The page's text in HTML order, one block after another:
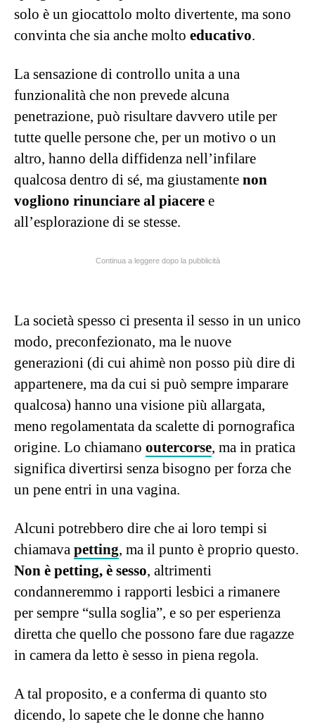
solo è un giocattolo molto divertente, ma sono
convinta che sia anche molto educativo.
La sensazione di controllo unita a una
funzionalità che non prevede alcuna
penetrazione, può risultare davvero utile per
tutte quelle persone che, per un motivo o un
altro, hanno della diffidenza nell’infilare
qualcosa dentro di sé, ma giustamente non
vogliono rinunciare al piacere e
all’esplorazione di se stesse.
Continua a leggere dopo la pubblicità
La società spesso ci presenta il sesso in un unico
modo, preconfezionato, ma le nuove
generazioni (di cui ahimè non posso più dire di
appartenere, ma da cui si può sempre imparare
qualcosa) hanno una visione più allargata,
meno regolamentata da scalette di pornografica
origine. Lo chiamano outercorse, ma in pratica
significa divertirsi senza bisogno per forza che
un pene entri in una vagina.
Alcuni potrebbero dire che ai loro tempi si
chiamava petting, ma il punto è proprio questo.
Non è petting, è sesso, altrimenti
condanneremmo i rapporti lesbici a rimanere
per sempre “sulla soglia”, e so per esperienza
diretta che quello che possono fare due ragazze
in camera da letto è sesso in piena regola.
A tal proposito, e a conferma di quanto sto
dicendo, lo sapete che le donne che hanno